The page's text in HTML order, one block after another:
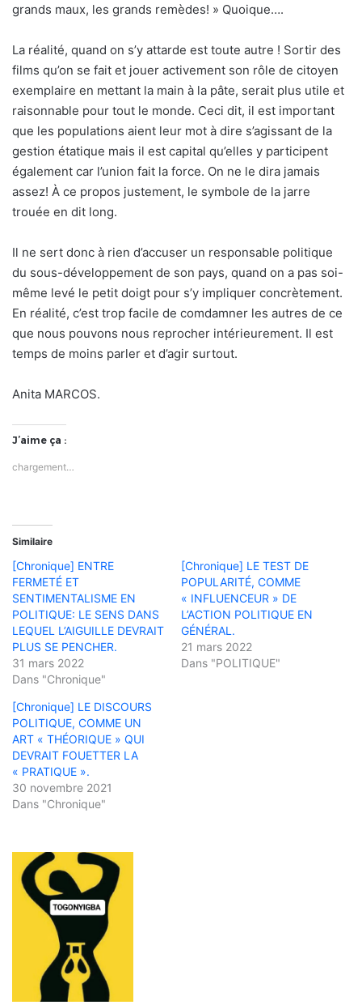
grands maux, les grands remèdes! » Quoique….
La réalité, quand on s’y attarde est toute autre ! Sortir des
films qu’on se fait et jouer activement son rôle de citoyen
exemplaire en mettant la main à la pâte, serait plus utile et
raisonnable pour tout le monde. Ceci dit, il est important
que les populations aient leur mot à dire s’agissant de la
gestion étatique mais il est capital qu’elles y participent
également car l’union fait la force. On ne le dira jamais
assez! À ce propos justement, le symbole de la jarre
trouée en dit long.
Il ne sert donc à rien d’accuser un responsable politique
du sous-développement de son pays, quand on a pas soi-
même levé le petit doigt pour s’y impliquer concrètement.
En réalité, c’est trop facile de comdamner les autres de ce
que nous pouvons nous reprocher intérieurement. Il est
temps de moins parler et d’agir surtout.
Anita MARCOS.
J’aime ça :
chargement…
Similaire
[Chronique] ENTRE
FERMETÉ ET
SENTIMENTALISME EN
POLITIQUE: LE SENS DANS
LEQUEL L’AIGUILLE DEVRAIT
PLUS SE PENCHER.
31 mars 2022
Dans "Chronique"
[Chronique] LE TEST DE
POPULARITÉ, COMME
« INFLUENCEUR » DE
L’ACTION POLITIQUE EN
GÉNÉRAL.
21 mars 2022
Dans "POLITIQUE"
[Chronique] LE DISCOURS
POLITIQUE, COMME UN
ART « THÉORIQUE » QUI
DEVRAIT FOUETTER LA
« PRATIQUE ».
30 novembre 2021
Dans "Chronique"